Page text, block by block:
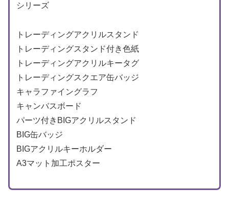
シリーズ
トレーディングアクリルスタンド
トレーディングスタンド付き色紙
トレーディングアクリルキータグ
トレーディングスクエア缶バッジ
キャラファイングラフ
キャンバスボード
パーツ付きBIGアクリルスタンド
BIG缶バッジ
BIGアクリルキーホルダー
A3マット加工ポスター